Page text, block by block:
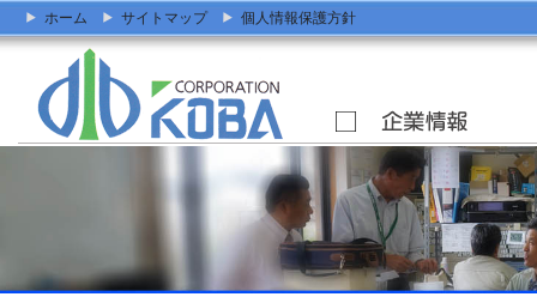
ホーム サイトマップ 個人情報保護方針